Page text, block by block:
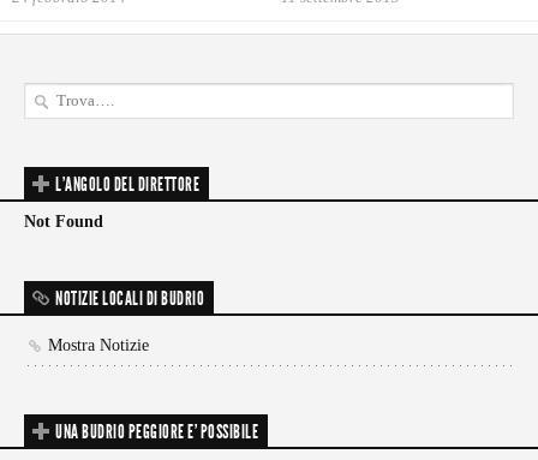
L'ANGOLO DEL DIRETTORE
Not Found
NOTIZIE LOCALI DI BUDRIO
Mostra Notizie
UNA BUDRIO PEGGIORE E’ POSSIBILE